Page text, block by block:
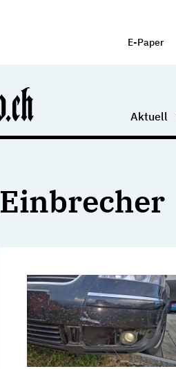
E-Paper
Aktuell
Einbrecher